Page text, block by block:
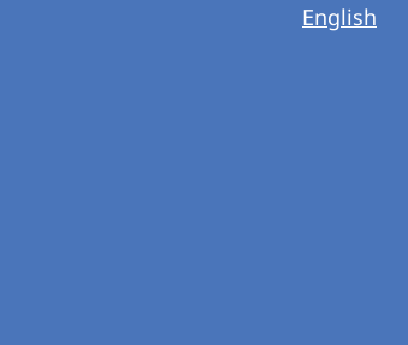
English